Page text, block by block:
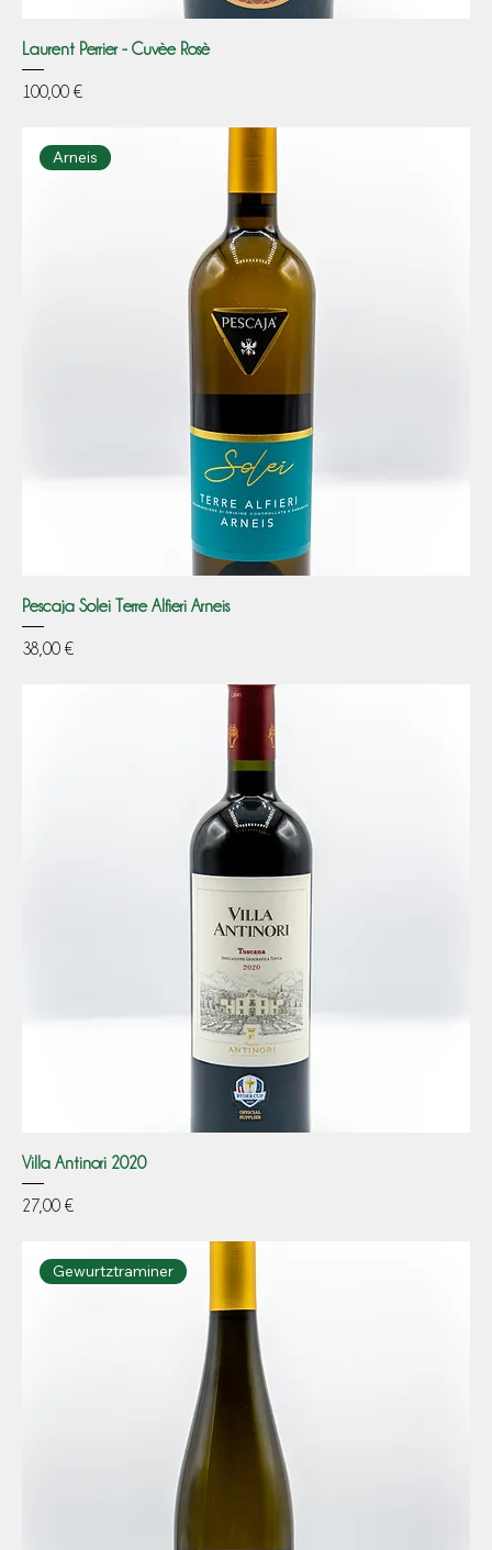
Laurent Perrier - Cuvèe Rosè
Prezzo
100,00 €
Arneis
Pescaja Solei Terre Alfieri Arneis
Prezzo
38,00 €
Villa Antinori 2020
Prezzo
27,00 €
Gewurtztraminer